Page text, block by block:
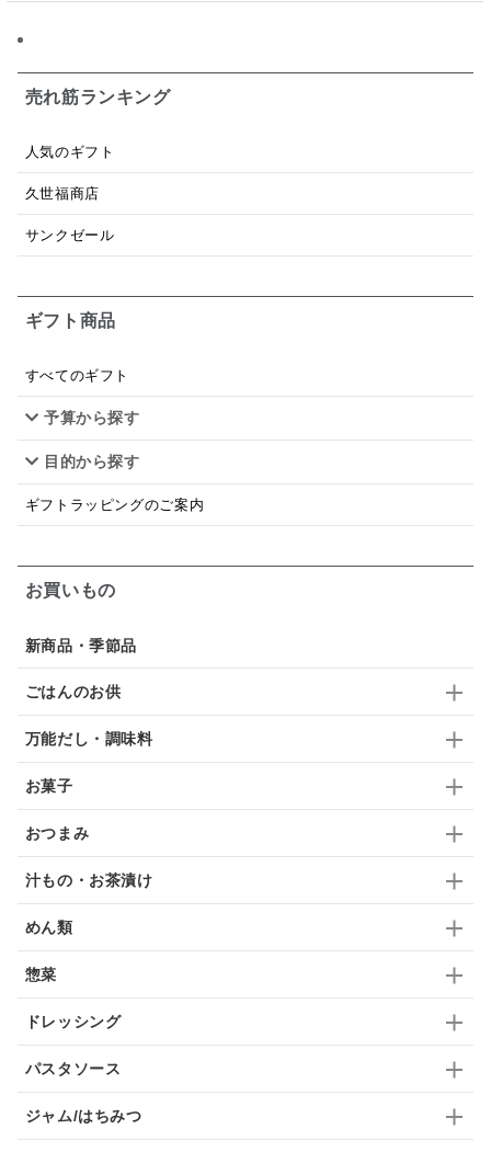
売れ筋ランキング
人気のギフト
久世福商店
サンクゼール
ギフト商品
すべてのギフト
予算から探す
目的から探す
ギフトラッピングのご案内
お買いもの
新商品・季節品
ごはんのお供
万能だし・調味料
お菓子
おつまみ
汁もの・お茶漬け
めん類
惣菜
ドレッシング
パスタソース
ジャム/はちみつ